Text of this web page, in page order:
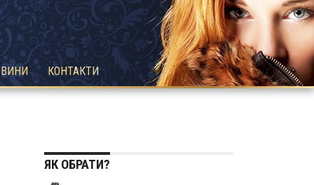
КОНТАКТИ
ЯК ОБРАТИ?